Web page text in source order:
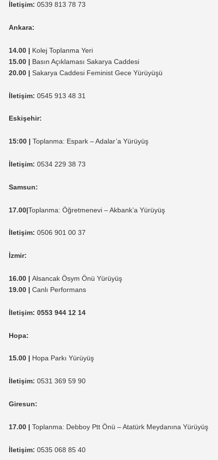
İletişim: 0539 813 78 73
Ankara:
14.00 | Kolej Toplanma Yeri
15.00 | Basın Açıklaması Sakarya Caddesi
20.00 | Sakarya Caddesi Feminist Gece Yürüyüşü
İletişim: 0545 913 48 31
Eskişehir:
15:00 | Toplanma: Espark – Adalar’a Yürüyüş
İletişim: 0534 229 38 73
Samsun:
17.00|Toplanma: Öğretmenevi – Akbank’a Yürüyüş
İletişim: 0506 901 00 37
İzmir:
16.00 | Alsancak Ösym Önü Yürüyüş
19.00 | Canlı Performans
İletişim: 0553 944 12 14
Hopa:
15.00 | Hopa Parkı Yürüyüş
İletişim: 0531 369 59 90
Giresun:
17.00 | Toplanma: Debboy Ptt Önü – Atatürk Meydanına Yürüyüş
İletişim: 0535 068 85 40